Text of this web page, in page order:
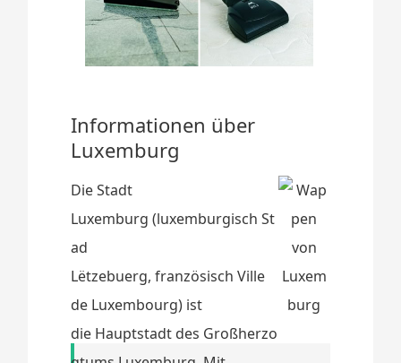
Informationen über
Luxemburg
Die Stadt
Luxemburg (luxemburgisch St
ad
Lëtzebuerg, französisch Ville
de Luxembourg) ist
die Hauptstadt des Großherzo